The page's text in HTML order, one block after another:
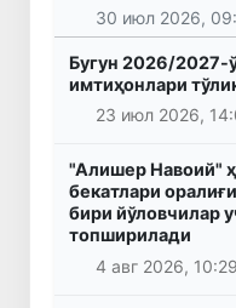
30 июл 2026,
Бугун 2026/2027-
имтиҳонлари
23 июл 2026,
"Алишер Навоий"
бекатлари
бири йўловчилар
топширилади
4 авг 2026, 10:29